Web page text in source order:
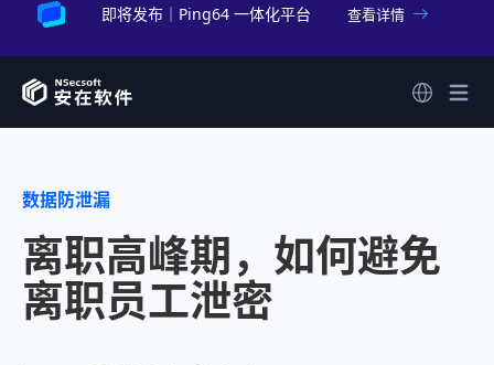
即将发布｜Ping64 一体化平台 查看详情
数据防泄漏
离职高峰期，如何避免
离职员工泄密